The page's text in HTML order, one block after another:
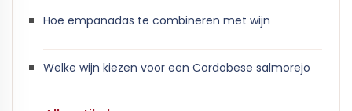
Hoe empanadas te combineren met wijn
Welke wijn kiezen voor een Cordobese salmorejo